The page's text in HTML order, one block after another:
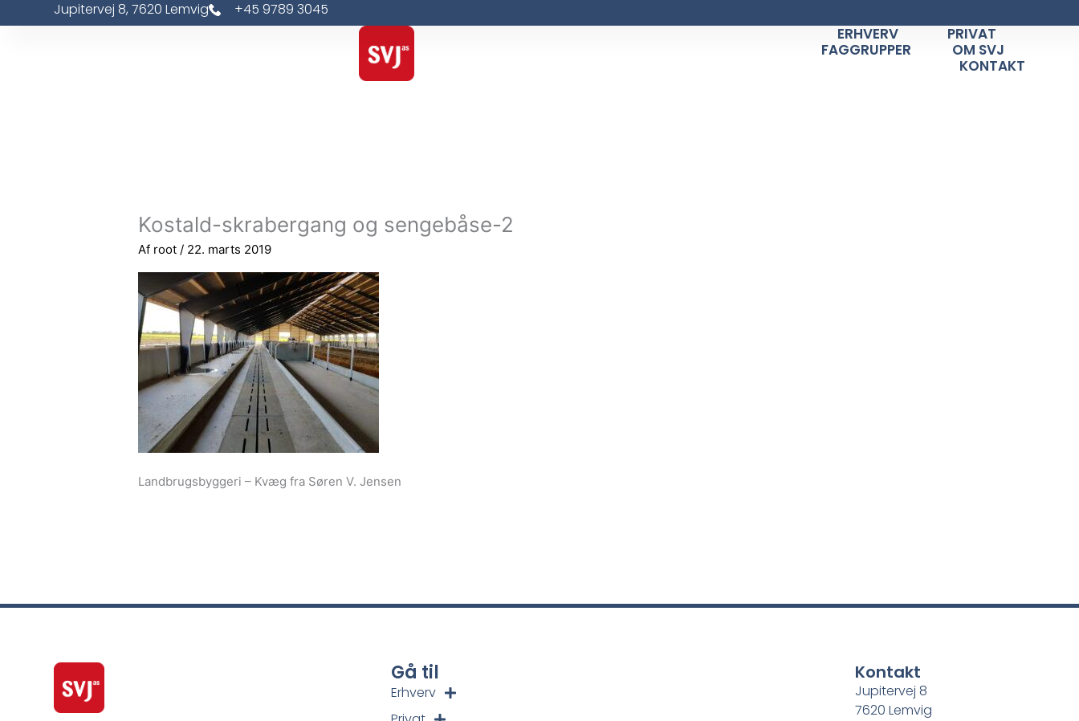
til
Jupitervej 8, 7620 Lemvig +45 9789 3045
ERHVERV
PRIVAT
FAGGRUPPER
OM SVJ
KONTAKT
Kostald-skrabergang og sengebåse-2
Af root/ 22. marts 2019
Landbrugsbyggeri – Kvæg fra Søren V. Jensen
Gå til
Erhverv
Kontakt
Jupitervej 8
7620 Lemvig